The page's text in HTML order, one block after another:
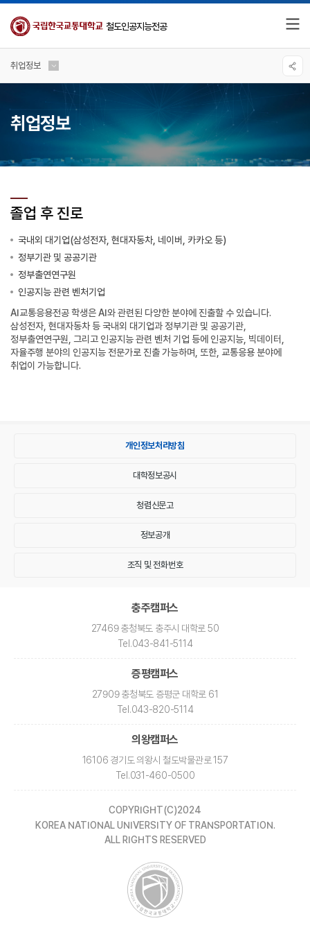
철도인공지능전공
취업정보
취업정보
졸업 후 진로
국내외 대기업(삼성전자, 현대자동차, 네이버, 카카오 등)
정부기관 및 공공기관
정부출연연구원
인공지능 관련 벤처기업
AI교통응용전공 학생은 AI와 관련된 다양한 분야에 진출할 수 있습니다.
삼성전자, 현대자동차 등 국내외 대기업과 정부기관 및 공공기관,
정부출연연구원, 그리고 인공지능 관련 벤처 기업 등에 인공지능, 빅데이터,
자율주행 분야의 인공지능 전문가로 진출 가능하며, 또한, 교통응용 분야에
취업이 가능합니다.
개인정보처리방침
대학정보공시
청렴신문고
정보공개
조직 및 전화번호
충주캠퍼스
27469 충청북도 충주시 대학로 50
Tel .043-841-5114
증평캠퍼스
27909 충청북도 증평군 대학로 61
Tel .043-820-5114
의왕캠퍼스
16106 경기도 의왕시 철도박물관로 157
Tel .031-460-0500
COPYRIGHT(C)2024
KOREA NATIONAL UNIVERSITY OF TRANSPORTATION.
ALL RIGHTS RESERVED